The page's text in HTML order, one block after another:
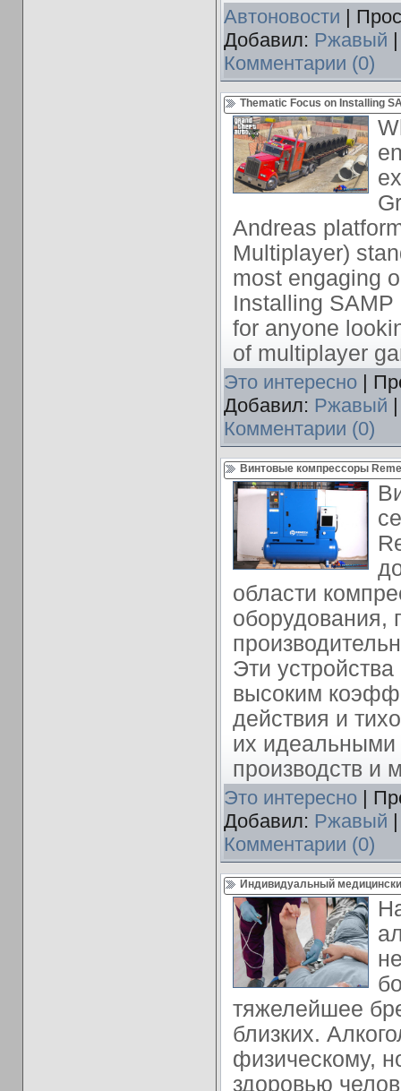
Автоновости |
Добавил: Ржавый
Комментарии (0)
Thematic Focus on Installing
Andreas
Multiplayer)
most engaging
Installing
for anyone
of multiplayer
Это интересно|
Добавил: Ржавый
Комментарии (0)
Винтовые компрессоры
области
оборудования,
Эти
высоким
действия и
их
производств и
Это интересно|
Добавил: Ржавый
Комментарии (0)
Индивидуальный
тяжелейшее
близких.
физическому,
здоровью